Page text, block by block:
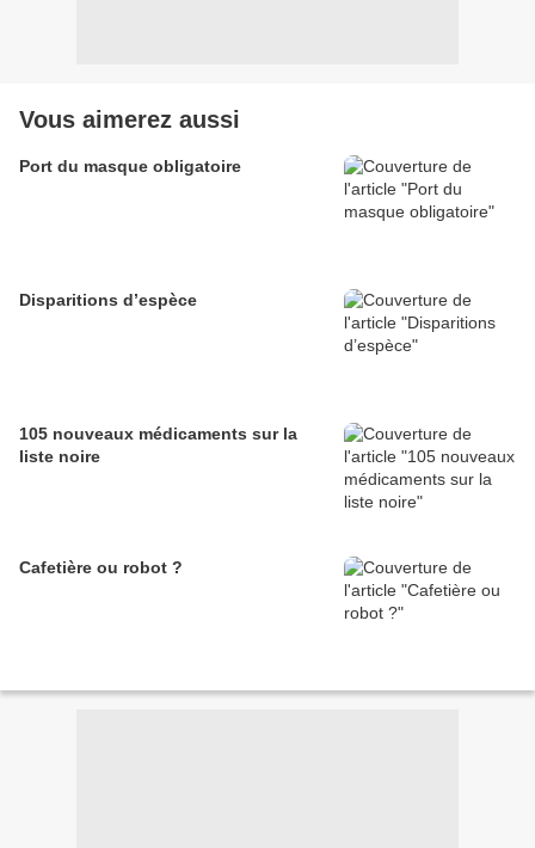
Vous aimerez aussi
Port du masque obligatoire
Disparitions d’espèce
105 nouveaux médicaments sur la
liste noire
Cafetière ou robot ?